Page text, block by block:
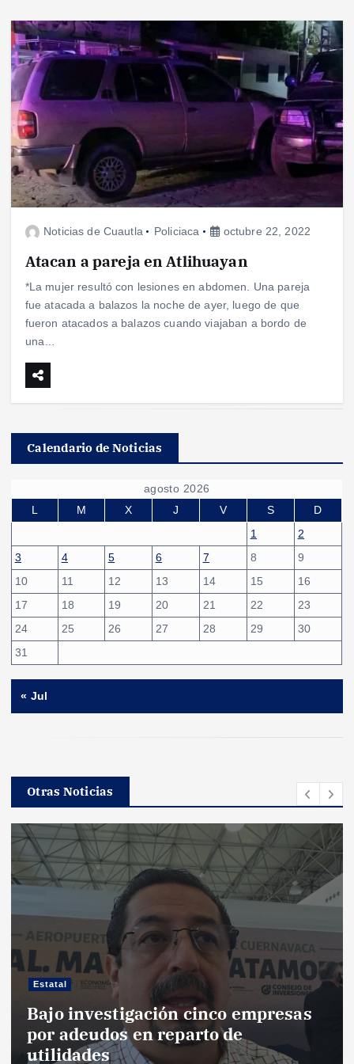
Noticias de Cuautla Policiaca octubre 22, 2022
Atacan a pareja en Atlihuayan
*La mujer resultó con lesiones en abdomen. Una pareja
fue atacada a balazos la noche de ayer, luego de que
fueron atacados a balazos cuando viajaban a bordo de
una…
Calendario de Noticias
agosto 2026
L
M X J V S
D
1
2
3
4 5 6 7 8
9
10
11 12 13 14 15
16
17
18 19 20 21 22
23
24
25 26 27 28 29
30
31
« Jul
Otras Noticias
Estatal
Bajo investigación cinco empresas
por adeudos en reparto de
utilidades